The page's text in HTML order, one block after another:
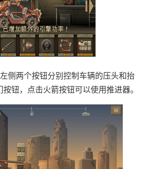
侧两个按钮分别控制车辆的压头和抬
钮，点击火箭按钮可以使用推进器。